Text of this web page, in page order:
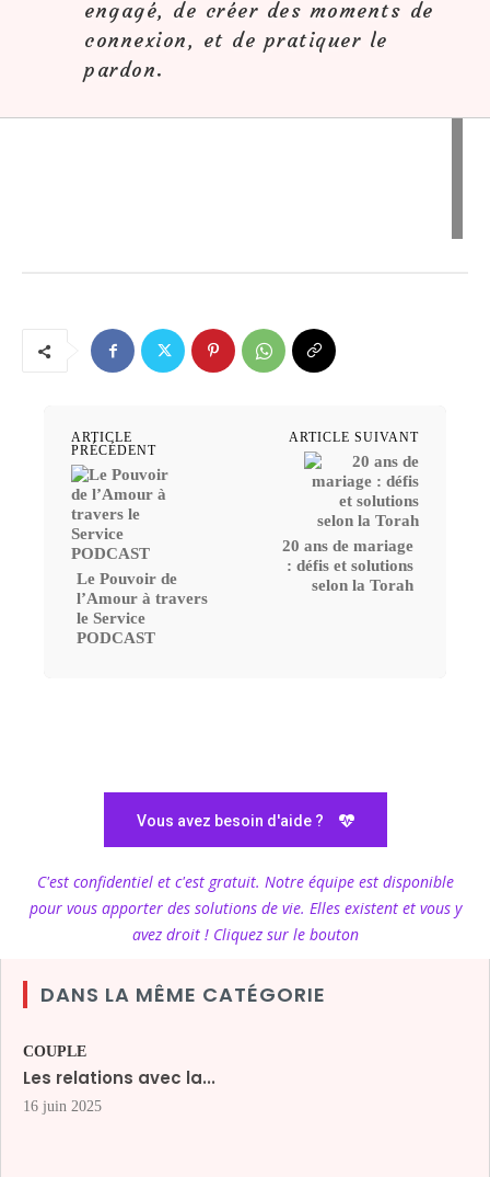
engagé, de créer des moments de
connexion, et de pratiquer le
pardon.
ARTICLE
PRÉCÉDENT
Le Pouvoir de
l’Amour à travers
le Service
PODCAST
ARTICLE SUIVANT
20 ans de mariage
: défis et solutions
selon la Torah
Vous avez besoin d'aide ?
C'est confidentiel et c'est gratuit. Notre équipe est disponible
pour vous apporter des solutions de vie. Elles existent et vous y
avez droit ! Cliquez sur le bouton
DANS LA MÊME CATÉGORIE
COUPLE
Les relations avec la...
16 juin 2025